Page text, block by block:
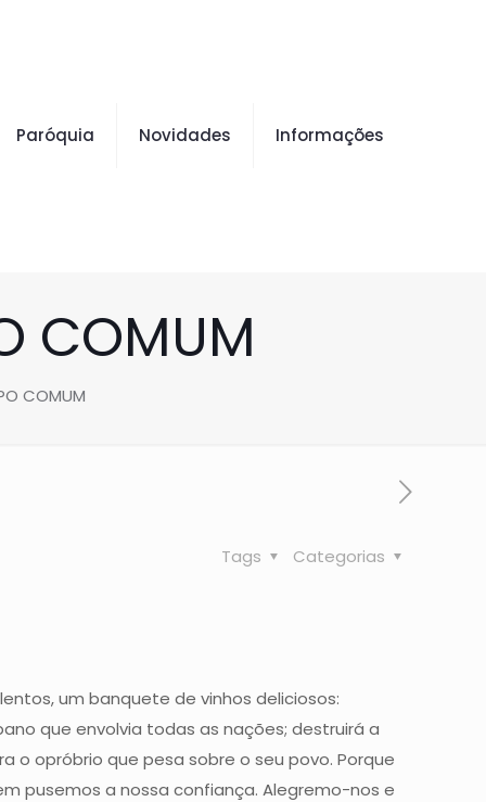
Paróquia Novidades Informações
COMUM
COMUM
Categorias
Tags
um banquete de vinhos deliciosos:
que envolvia todas as nações; destruirá a
o opróbrio que pesa sobre o seu povo. Porque
pusemos a nossa confiança. Alegremo-nos e